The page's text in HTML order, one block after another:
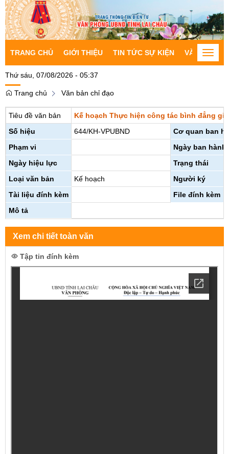
TRANG CHỦ GIỚI THIỆU TIN TỨC SỰ KIỆN VĂN BẢNToggle
Thứ sáu, 07/08/2026 - 05:37
Trang chủ Văn bản chỉ đạo
Tiêu đề văn bản
Kế hoạch Thực hiện công tác bình đẳng
Số hiệu
644/KH-VPUBND
Cơ quan ban
Phạm vi
Ngày ban hành
Ngày hiệu lực
Trạng thái
Loại văn bản
Kế hoạch
Người ký
Tài liệu đính kèm
File đính kèm
Mô tả
Xem chi tiết toàn văn
Tập tin đính kèm